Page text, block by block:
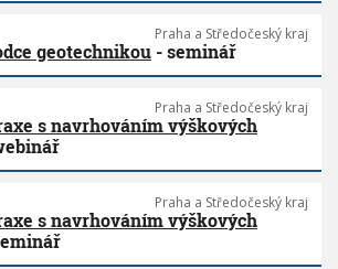
Praha a Středočeský kraj
geotechnikou - seminář
Praha a Středočeský kraj
s navrhováním výškových
Praha a Středočeský kraj
s navrhováním výškových